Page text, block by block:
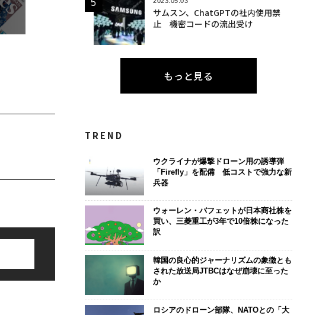
サムスン、ChatGPTの社内使用禁
止 機密コードの流出受け
もっと見る
TREND
ウクライナが爆撃ドローン用の誘導弾
「Firefly」を配備 低コストで強力な新
兵器
ウォーレン・バフェットが日本商社株を
買い、三菱重工が3年で10倍株になった
訳
韓国の良心的ジャーナリズムの象徴とも
された放送局JTBCはなぜ崩壊に至った
か
ロシアのドローン部隊、NATOとの「大